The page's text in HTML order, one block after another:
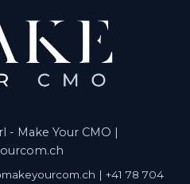
- Make Your CMO |
| +41 78 704